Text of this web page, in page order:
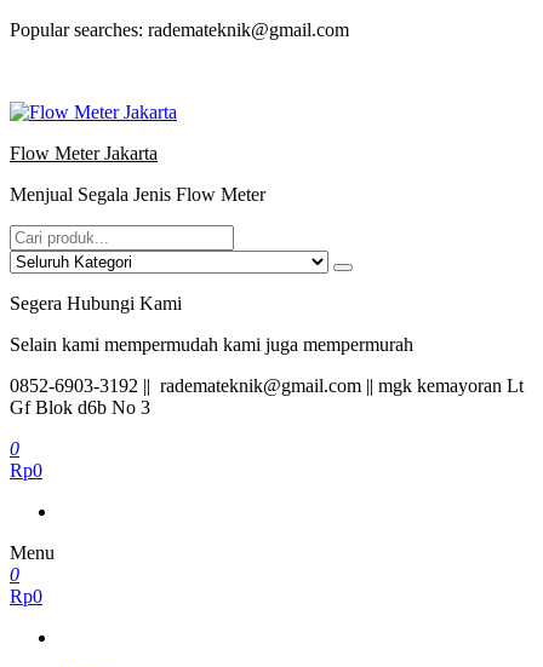
Lompat
Popular searches: rademateknik@gmail.com
Flow Meter Jakarta
Menjual Segala Jenis Flow Meter
Segera Hubungi Kami
Selain kami mempermudah kami juga mempermurah
0852-6903-3192 || rademateknik@gmail.com || mgk kemayoran Lt
Gf Blok d6b No 3
0
Rp0
Menu
0
Rp0